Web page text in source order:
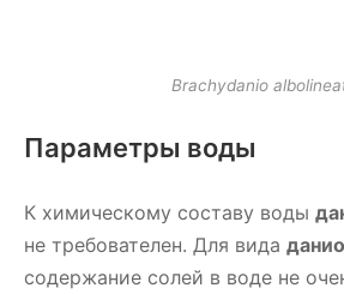
Brachydanio
Параметры воды
К химическому составу воды
не требователен. Для вида
содержание солей в воде не